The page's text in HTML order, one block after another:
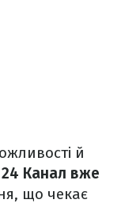
й
24 Канал вже
що чекає